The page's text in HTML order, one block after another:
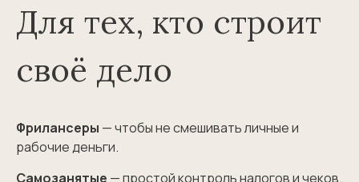
Для тех, кто строит
своё дело
Фрилансеры — чтобы не смешивать личные и
рабочие деньги.
Самозанятые — простой контроль налогов и чеков.